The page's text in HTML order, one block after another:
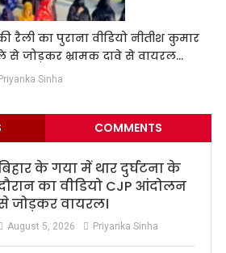
रैली का पुराना वीडियो नीतीश कुमार
से जोड़कर भ्रामक दावे से वायरल…
Priyanka Sinha
COMMENTS
के गया में थार दुर्घटना के
का वीडियो CJP आंदोलन
जोड़कर वायरल।
August 5, 2026 Priyanka Sinha